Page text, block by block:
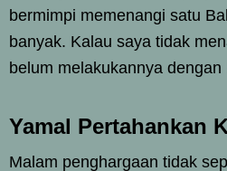
bermimpi memenangi satu
banyak. Kalau saya tidak
belum melakukannya dengan
Yamal Pertahankan
Malam penghargaan tidak